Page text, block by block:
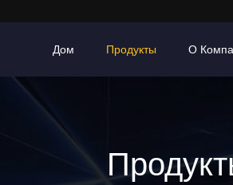
Дом Продукты О